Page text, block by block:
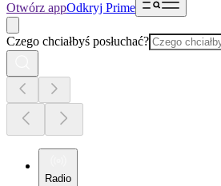
Otwórz appOdkryj Prime
Czego chciałbyś posłuchać?
Radio